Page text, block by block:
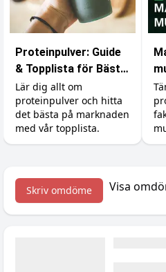
Proteinpulver: Guide
& Topplista för Bästa
Resultat
Lär dig allt om
proteinpulver och hitta
det bästa på marknaden
med vår topplista.
Skriv omdöme Visa